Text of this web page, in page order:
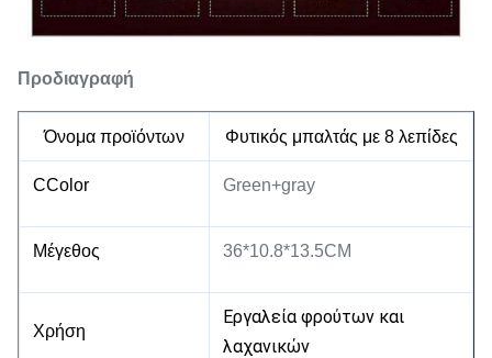
Προδιαγραφή
Όνομα προϊόντων Φυτικός μπαλτάς με 8 λεπίδες
CColor Green+gray
Μέγεθος 36*10.8*13.5CM
Χρήση
Εργαλεία φρούτων και
λαχανικών